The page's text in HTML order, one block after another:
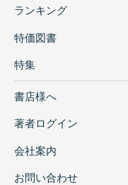
ランキング
特価図書
特集
書店様へ
著者ログイン
会社案内
お問い合わせ